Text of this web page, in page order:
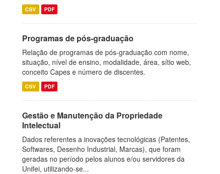
CSV PDF
Programas de pós-graduação
Relação de programas de pós-graduação com nome,
situação, nível de ensino, modalidade, área, sítio web,
conceito Capes e número de discentes.
CSV PDF
Gestão e Manutenção da Propriedade
Intelectual
Dados referentes a inovações tecnológicas (Patentes,
Softwares, Desenho Industrial, Marcas), que foram
geradas no período pelos alunos e/ou servidores da
Unifei, utilizando-se...